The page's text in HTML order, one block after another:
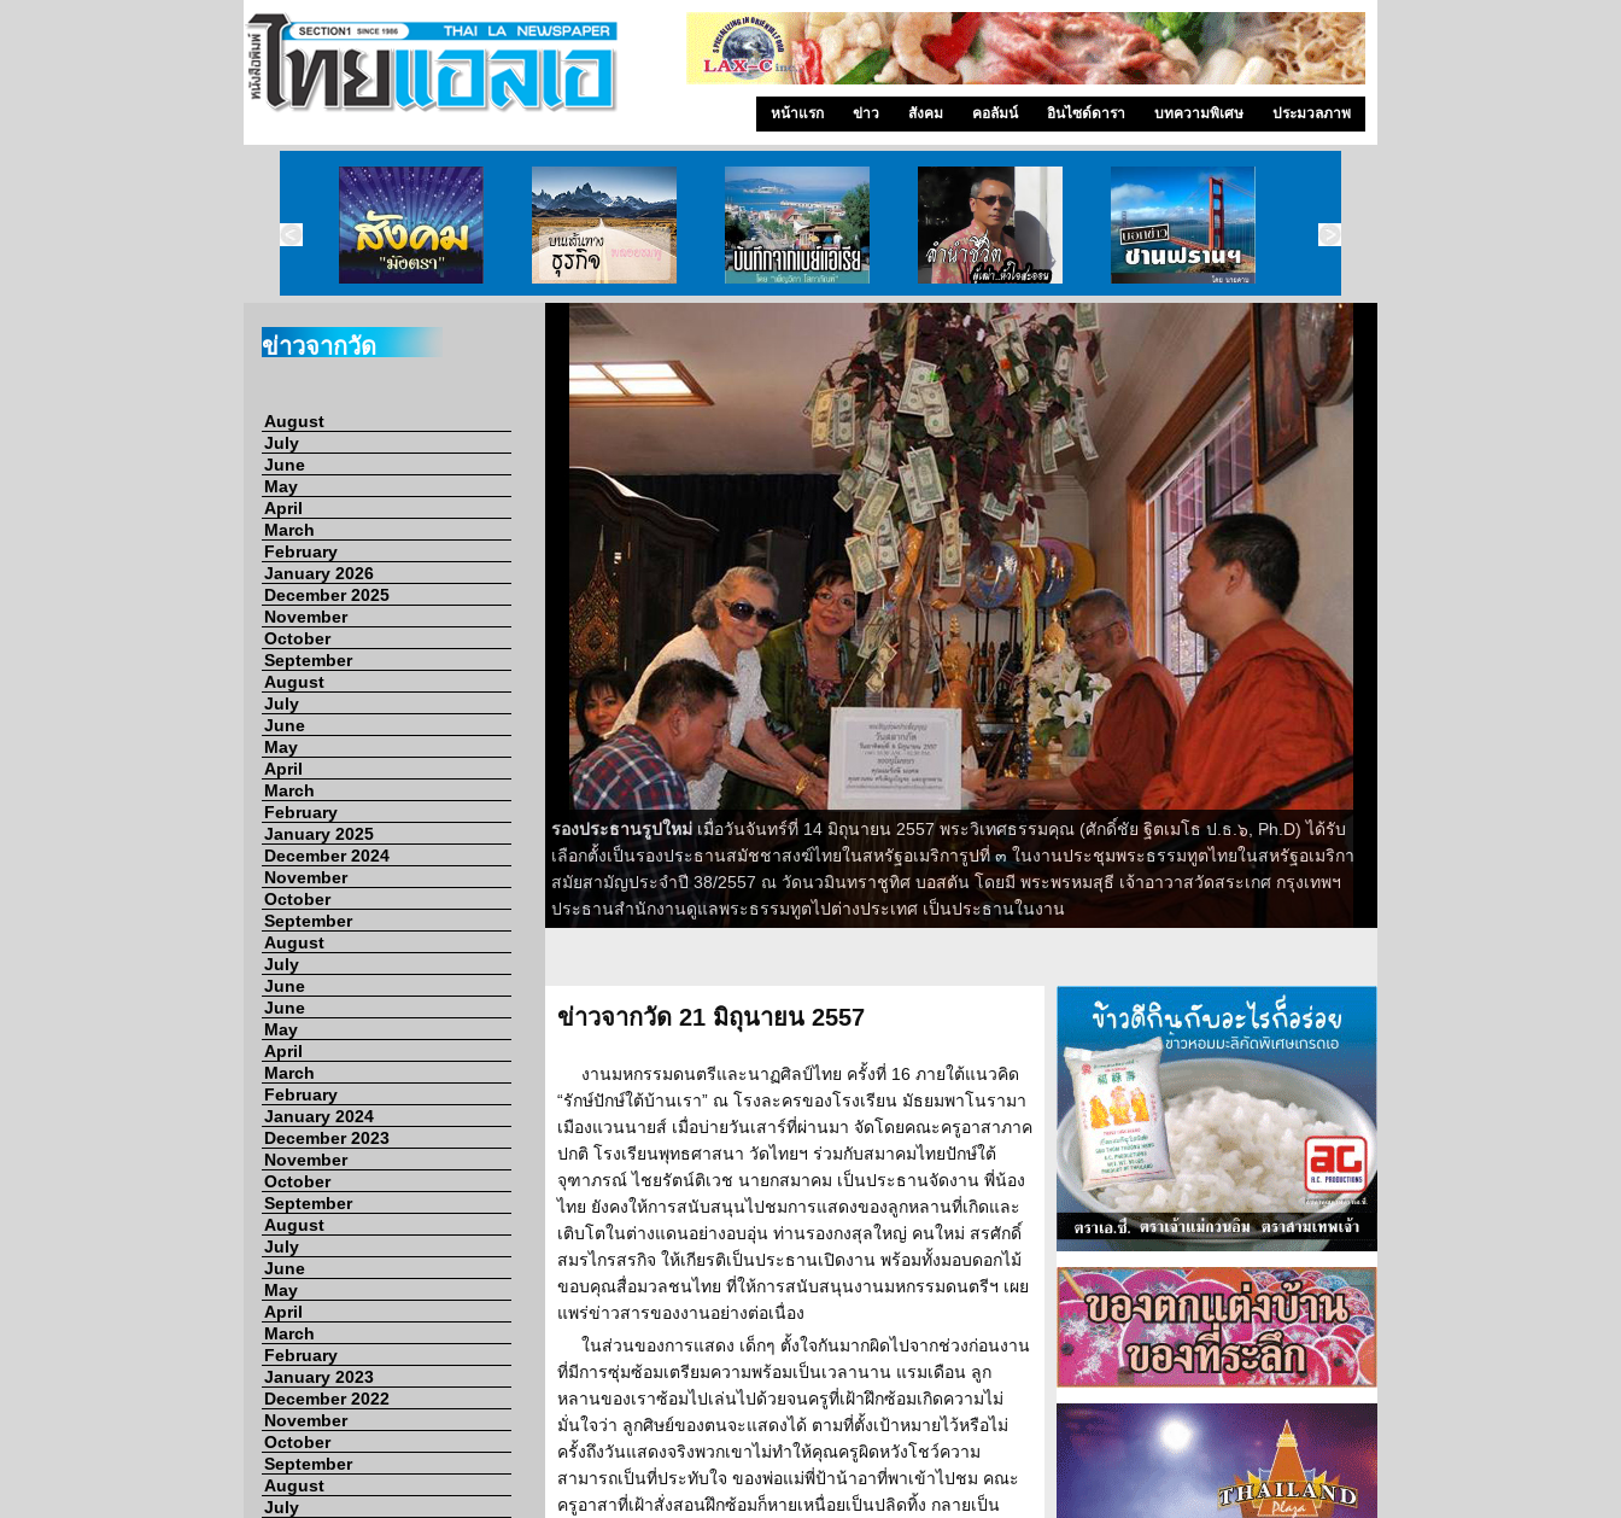
หน้าแรก ข่าว สังคม คอลัมน์ อินไซด์ดารา บทความพิเศษ ประมวลภาพ
สังคมมังตรา บนเส้นทางธุรกิจ บันทึกจากเบย์เอเรีย ลำนำ..ชีวิต บอกข่าว ซานฟราน ท่องไปใน San Francisco
ข่าวจากวัด
August
July
June
May
April
March
February
January 2026
December 2025
November
October
September
August
July
June
May
April
March
February
January 2025
December 2024
November
October
September
August
July
June
June
May
April
March
February
January 2024
December 2023
November
October
September
August
July
June
May
April
March
February
January 2023
December 2022
November
October
September
August
July
รองประธานรูปใหม่ เมื่อวันจันทร์ที่ 14 มิถุนายน 2557 พระวิเทศธรรมคุณ (ศักดิ์ชัย ฐิตเมโธ ป.ธ.๖, Ph.D) ได้รับ
เลือกตั้งเป็นรองประธานสมัชชาสงฆ์ไทยในสหรัฐอเมริการูปที่ ๓ ในงานประชุมพระธรรมทูตไทยในสหรัฐอเมริกา
สมัยสามัญประจำปี 38/2557 ณ วัดนวมินทราชูทิศ บอสตัน โดยมี พระพรหมสุธี เจ้าอาวาสวัดสระเกศ กรุงเทพฯ
ประธานสำนักงานดูแลพระธรรมทูตไปต่างประเทศ เป็นประธานในงาน
ข่าวจากวัด 21 มิถุนายน 2557
งานมหกรรมดนตรีและนาฏศิลป์ไทย ครั้งที่ 16 ภายใต้แนวคิด
“รักษ์ปักษ์ใต้บ้านเรา” ณ โรงละครของโรงเรียน มัธยมพาโนรามา
เมืองแวนนายส์ เมื่อบ่ายวันเสาร์ที่ผ่านมา จัดโดยคณะครูอาสาภาค
ปกติ โรงเรียนพุทธศาสนา วัดไทยฯ ร่วมกับสมาคมไทยปักษ์ใต้
จุฑาภรณ์ ไชยรัตน์ติเวช นายกสมาคม เป็นประธานจัดงาน พี่น้อง
ไทย ยังคงให้การสนับสนุนไปชมการแสดงของลูกหลานที่เกิดและ
เติบโตในต่างแดนอย่างอบอุ่น ท่านรองกงสุลใหญ่ คนใหม่ สรศักดิ์
สมรไกรสรกิจ ให้เกียรติเป็นประธานเปิดงาน พร้อมทั้งมอบดอกไม้
ขอบคุณสื่อมวลชนไทย ที่ให้การสนับสนุนงานมหกรรมดนตรีฯ เผย
แพร่ข่าวสารของงานอย่างต่อเนื่อง
ในส่วนของการแสดง เด็กๆ ตั้งใจกันมากผิดไปจากช่วงก่อนงาน
ที่มีการซุ่มซ้อมเตรียมความพร้อมเป็นเวลานาน แรมเดือน ลูก
หลานของเราซ้อมไปเล่นไปด้วยจนครูที่เฝ้าฝึกซ้อมเกิดความไม่
มั่นใจว่า ลูกศิษย์ของตนจะแสดงได้ ตามที่ตั้งเป้าหมายไว้หรือไม่
ครั้งถึงวันแสดงจริงพวกเขาไม่ทำให้คุณครูผิดหวังโชว์ความ
สามารถเป็นที่ประทับใจ ของพ่อแม่พี่ป้าน้าอาที่พาเข้าไปชม คณะ
ครูอาสาที่เฝ้าสั่งสอนฝึกซ้อมก็หายเหนื่อยเป็นปลิดทิ้ง กลายเป็น